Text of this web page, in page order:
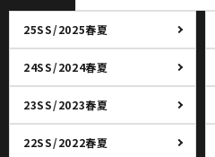
25SS/2025春夏
24SS/2024春夏
23SS/2023春夏
22SS/2022春夏